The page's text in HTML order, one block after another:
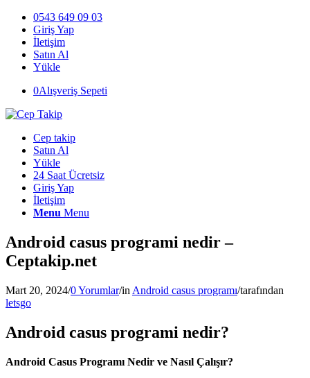
0543 649 09 03
Giriş Yap
İletişim
Satın Al
Yükle
0Alışveriş Sepeti
Cep takip
Satın Al
Yükle
24 Saat Ücretsiz
Giriş Yap
İletişim
Menu Menu
Android casus programi nedir –
Ceptakip.net
Mart 20, 2024/0 Yorumlar/in Android casus programı/tarafından
letsgo
Android casus programi nedir?
Android Casus Programı Nedir ve Nasıl Çalışır?